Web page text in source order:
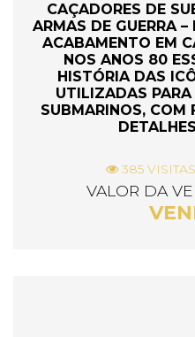
CAÇADORES DE
ARMAS DE GUERRA
ACABAMENTO EM
NOS ANOS 80
HISTÓRIA DAS
UTILIZADAS PARA
SUBMARINOS, COM
385 VISITAS
VALOR DA